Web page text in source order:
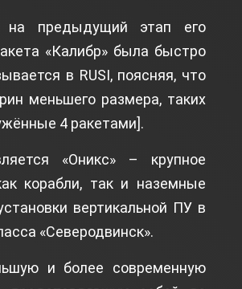
на предыдущий этап его
«Калибр» была быстро
в RUSI, поясняя, что
меньшего размера, таких
4 ракетами].
«Оникс» – крупное
корабли, так и наземные
вертикальной ПУ в
«Северодвинск».
и более современную